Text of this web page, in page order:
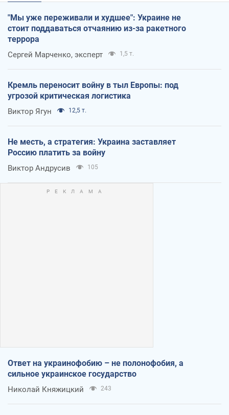
"Мы уже переживали и худшее": Украине не
стоит поддаваться отчаянию из-за ракетного
террора
Сергей Марченко, эксперт 1,5 т.
Кремль переносит войну в тыл Европы: под
угрозой критическая логистика
Виктор Ягун 12,5 т.
Не месть, а стратегия: Украина заставляет
Россию платить за войну
Виктор Андрусив 105
Ответ на украинофобию – не полонофобия, а
сильное украинское государство
Николай Княжицкий 243